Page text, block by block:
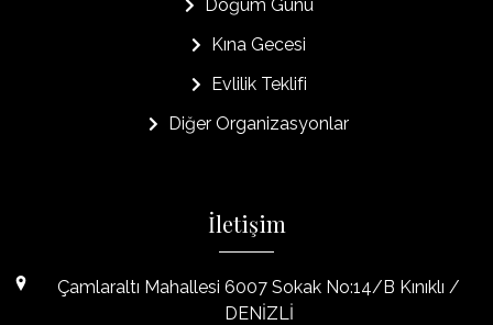
Doğum Günü
Kına Gecesi
Evlilik Teklifi
Diğer Organizasyonlar
İletişim
Çamlaraltı Mahallesi 6007 Sokak No:14/B Kınıklı /
DENİZLİ